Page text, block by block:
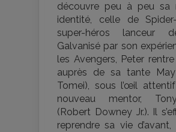
découvre peu à peu sa
identité, celle de
super-héros lanceur
Galvanisé par son
les Avengers, Peter
auprès de sa tante May
Tomei), sous l’œil
nouveau mentor,
(Robert Downey Jr.). Il
reprendre sa vie